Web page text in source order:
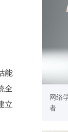
能
全
立
网络
者